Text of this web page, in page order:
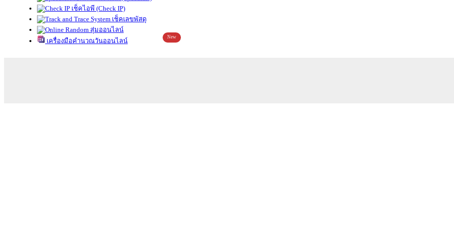
เช็คไอพี (Check IP)
เช็คเลขพัสดุ
สุ่มออนไลน์
เครื่องมือคำนวณวันออนไลน์
New